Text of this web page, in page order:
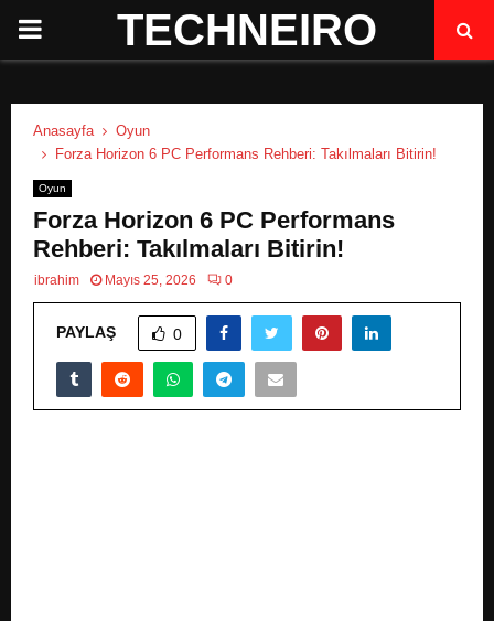
P
M
A
TECHNEIRO
Anasayfa
Oyun
Forza Horizon 6 PC Performans Rehberi: Takılmaları Bitirin!
Oyun
Forza Horizon 6 PC Performans
Rehberi: Takılmaları Bitirin!
ibrahim Mayıs 25, 2026 0
PAYLAŞ 0